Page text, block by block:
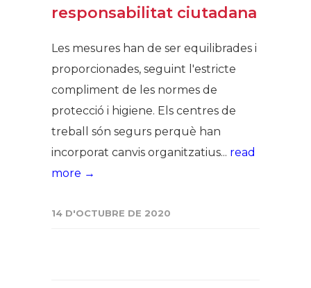
responsabilitat ciutadana
Les mesures han de ser equilibrades i
proporcionades, seguint l'estricte
compliment de les normes de
protecció i higiene. Els centres de
treball són segurs perquè han
incorporat canvis organitzatius... read
more →
14 D'OCTUBRE DE 2020